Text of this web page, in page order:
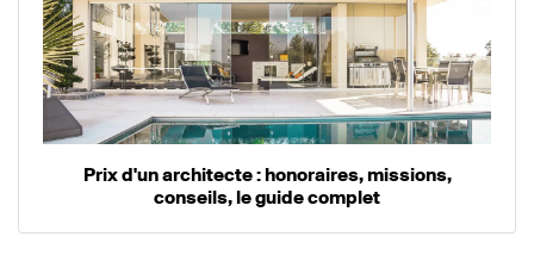
Prix d'un architecte : honoraires, missions,
conseils, le guide complet